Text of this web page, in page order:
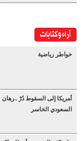
آراء وكتابات
خواطر رياضية
أمريكا إلى السقوط دُرْ ..رهان
السعودي الخاسر